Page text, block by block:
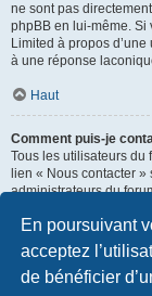
En poursuivant
acceptez
de bénéficier
ne sont pas
phpBB en lui-même.
Limited à propos
à une réponse
Haut
Comment puis-je
Tous les utilisateurs du
lien « Nous contacter
administrateurs du
Les membres du